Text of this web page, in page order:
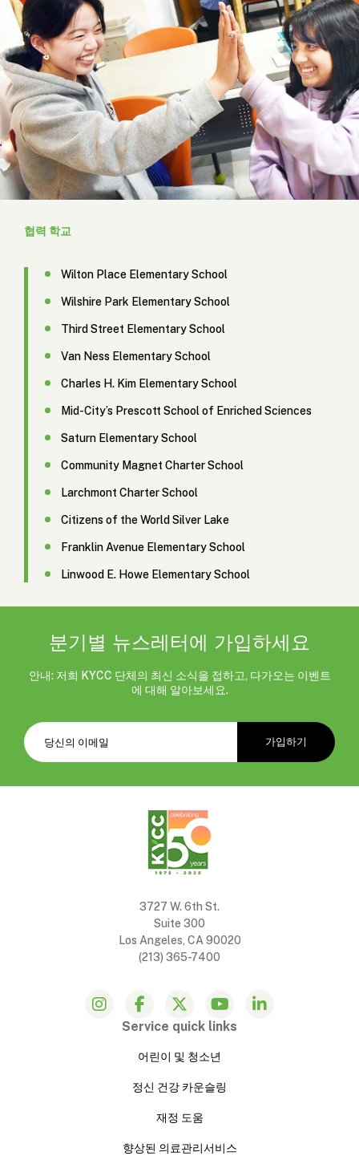
협력 학교
Wilton Place Elementary School
Wilshire Park Elementary School
Third Street Elementary School
Van Ness Elementary School
Charles H. Kim Elementary School
Mid-City’s Prescott School of Enriched Sciences
Saturn Elementary School
Community Magnet Charter School
Larchmont Charter School
Citizens of the World Silver Lake
Franklin Avenue Elementary School
Linwood E. Howe Elementary School
분기별 뉴스레터에 가입하세요
안내: 저희 KYCC 단체의 최신 소식을 접하고, 다가오는 이벤트
에 대해 알아보세요.
3727 W. 6th St.
Suite 300
Los Angeles, CA 90020
(213) 365-7400
Service quick links
어린이 및 청소년
정신 건강 카운슬링
재정 도움
향상된 의료관리서비스